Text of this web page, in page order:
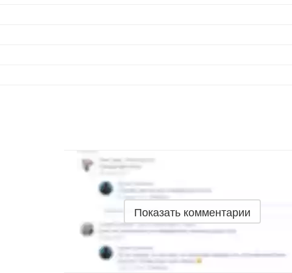
Показать комментарии